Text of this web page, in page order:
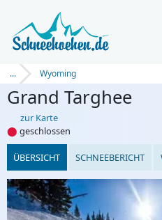
... Wyoming
Grand Targhee
zur Karte
⬤ geschlossen
ÜBERSICHT SCHNEEBERICHT